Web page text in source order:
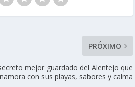
PRÓXIMO
mejor guardado del Alentejo que
con sus playas, sabores y calma